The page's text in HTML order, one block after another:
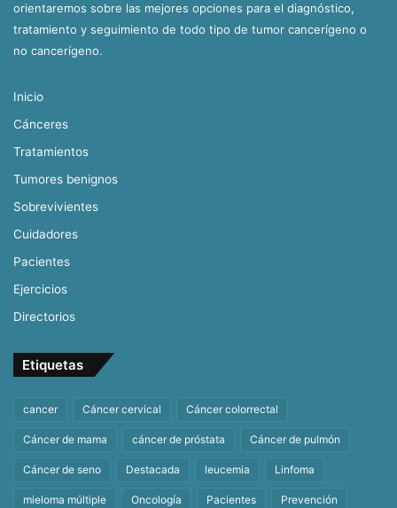
orientaremos sobre las mejores opciones para el diagnóstico,
tratamiento y seguimiento de todo tipo de tumor cancerígeno o
no cancerígeno.
Inicio
Cánceres
Tratamientos
Tumores benignos
Sobrevivientes
Cuidadores
Pacientes
Ejercicios
Directorios
Etiquetas
cancer Cáncer cervical Cáncer colorrectal
Cáncer de mama cáncer de próstata Cáncer de pulmón
Cáncer de seno Destacada leucemia Linfoma
mieloma múltiple Oncología Pacientes Prevención